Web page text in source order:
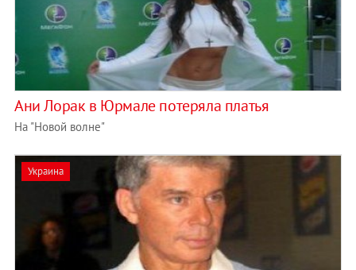
Ани Лорак в Юрмале потеряла платья
На "Новой волне"
Украина